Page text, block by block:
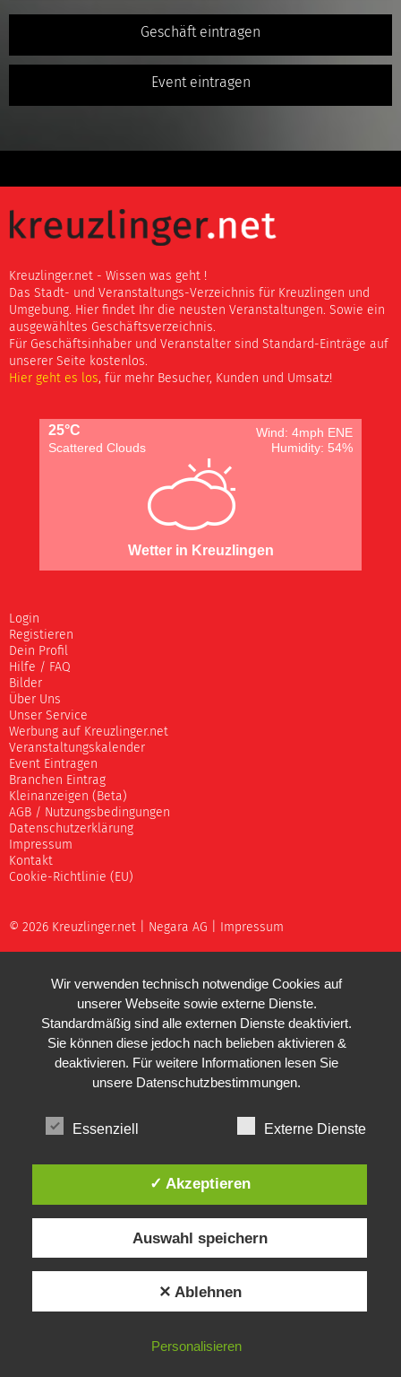
Geschäft eintragen
Event eintragen
Kreuzlinger.net - Wissen was geht !
Das Stadt- und Veranstaltungs-Verzeichnis für Kreuzlingen und
Umgebung. Hier findet Ihr die neusten Veranstaltungen. Sowie ein
ausgewähltes Geschäftsverzeichnis.
Für Geschäftsinhaber und Veranstalter sind Standard-Einträge auf
unserer Seite kostenlos.
Hier geht es los, für mehr Besucher, Kunden und Umsatz!
25°C
Wind: 4mph ENE
Scattered Clouds
Humidity: 54%
Wetter in Kreuzlingen
Login
Registieren
Dein Profil
Hilfe / FAQ
Bilder
Über Uns
Unser Service
Werbung auf Kreuzlinger.net
Veranstaltungskalender
Event Eintragen
Branchen Eintrag
Kleinanzeigen (Beta)
AGB / Nutzungsbedingungen
Datenschutzerklärung
Impressum
Kontakt
Cookie-Richtlinie (EU)
© 2026 Kreuzlinger.net | Negara AG Impressum
Wir verwenden technisch notwendige Cookies auf
unserer Webseite sowie externe Dienste.
Standardmäßig sind alle externen Dienste deaktiviert.
Sie können diese jedoch nach belieben aktivieren &
deaktivieren. Für weitere Informationen lesen Sie
unsere Datenschutzbestimmungen.
Essenziell Externe Dienste
✓ Akzeptieren
Auswahl speichern
✕ Ablehnen
Personalisieren